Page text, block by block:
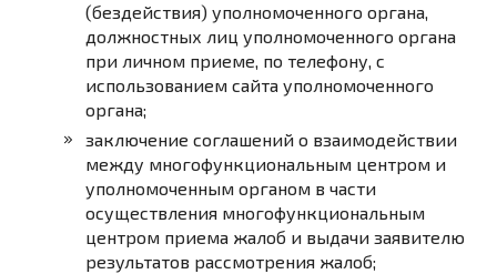
(бездействия) уполномоченного органа,
должностных лиц уполномоченного органа
при личном приеме, по телефону, с
использованием сайта уполномоченного
органа;
заключение соглашений о взаимодействии
между многофункциональным центром и
уполномоченным органом в части
осуществления многофункциональным
центром приема жалоб и выдачи заявителю
результатов рассмотрения жалоб;